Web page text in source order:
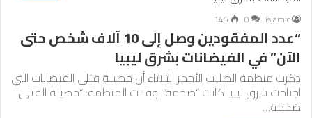
islamic
0
146
“عدد المفقودين وصل إلى 10 آلاف شخص حتى
الآن” في الفيضانات بشرق ليبيا
ذكرت منظمة الصليب الأحمر الثلاثاء أن حصيلة قتلى الفيضانات التي
اجتاحت شرق ليبيا كانت “ضخمة”. وقالت المنظمة: “حصيلة القتلى
ضخمة…